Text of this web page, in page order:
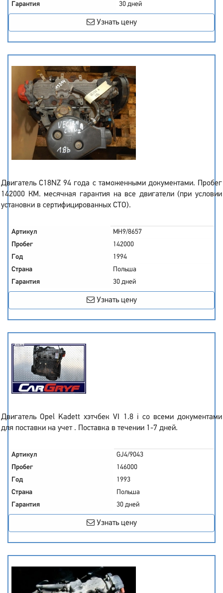
Гарантия
30 дней
Узнать цену
Двигатель C18NZ 94 года с таможенными документами. Пробег
142000 КМ. месячная гарантия на все двигатели (при условии
установки в сертифицированных СТО).
Артикул
MH9/8657
Пробег
142000
Год
1994
Страна
Польша
Гарантия
30 дней
Узнать цену
Двигатель Opel Kadett хэтчбек VI 1.8 i со всеми документами
для поставки на учет . Поставка в течении 1-7 дней.
Артикул
GJ4/9043
Пробег
146000
Год
1993
Страна
Польша
Гарантия
30 дней
Узнать цену